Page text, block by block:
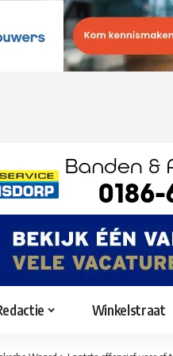
Winkelstraat